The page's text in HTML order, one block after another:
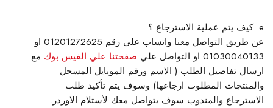
كيف يتم عملية الاسترجاع ؟
عن طريق التواصل معنا واتساب علي رقم 01201272625 او
01030040133 او التواصل علي
صفحتنا علي الفيس بوك مع
ارسال تفاصيل الطلب ( الاسم ورقم الموبايل المسجل
والمنتجات المطلوب ارجاعها) وسوف يتم تأكيد طلب
الاسترجاع والمندوب سوف يتواصل معك لأستلام الاوردر.